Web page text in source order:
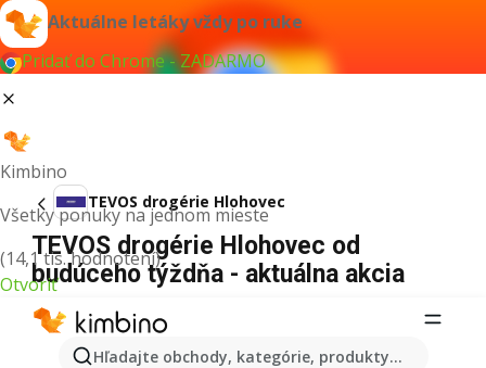
Aktuálne letáky vždy po ruke
Pridať do Chrome - ZADARMO
Kimbino
Všetky ponuky na jednom mieste
(14,1 tis. hodnotení)
Otvoriť
Hľadajte obchody, kategórie, produkty...
TEVOS drogérie Hlohovec
TEVOS drogérie Hlohovec od
budúceho týždňa - aktuálna akcia